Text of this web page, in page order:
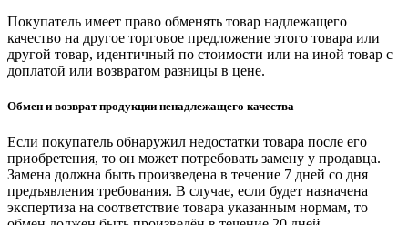
Покупатель имеет право обменять товар надлежащего
качество на другое торговое предложение этого товара или
другой товар, идентичный по стоимости или на иной товар с
доплатой или возвратом разницы в цене.
Обмен и возврат продукции ненадлежащего качества
Если покупатель обнаружил недостатки товара после его
приобретения, то он может потребовать замену у продавца.
Замена должна быть произведена в течение 7 дней со дня
предъявления требования. В случае, если будет назначена
экспертиза на соответствие товара указанным нормам, то